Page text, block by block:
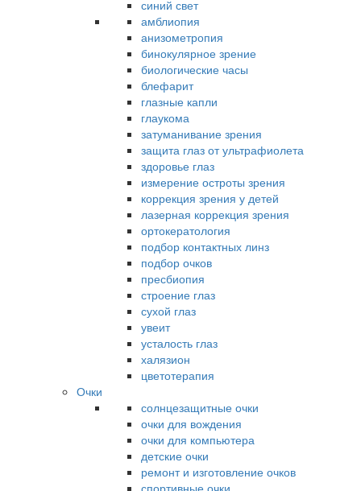
синий свет
амблиопия
анизометропия
бинокулярное зрение
биологические часы
блефарит
глазные капли
глаукома
затуманивание зрения
защита глаз от ультрафиолета
здоровье глаз
измерение остроты зрения
коррекция зрения у детей
лазерная коррекция зрения
ортокератология
подбор контактных линз
подбор очков
пресбиопия
строение глаз
сухой глаз
увеит
усталость глаз
халязион
цветотерапия
Очки
солнцезащитные очки
очки для вождения
очки для компьютера
детские очки
ремонт и изготовление очков